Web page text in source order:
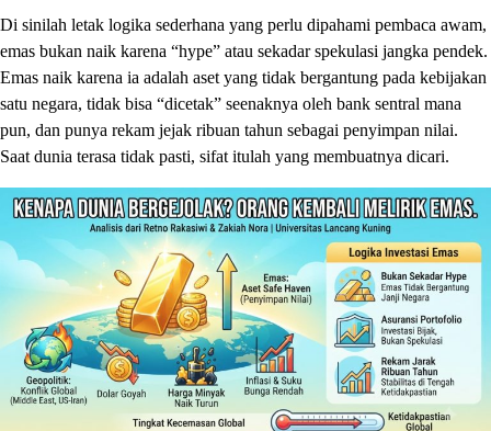
Di sinilah letak logika sederhana yang perlu dipahami pembaca awam,
emas bukan naik karena “hype” atau sekadar spekulasi jangka pendek.
Emas naik karena ia adalah aset yang tidak bergantung pada kebijakan
satu negara, tidak bisa “dicetak” seenaknya oleh bank sentral mana
pun, dan punya rekam jejak ribuan tahun sebagai penyimpan nilai.
Saat dunia terasa tidak pasti, sifat itulah yang membuatnya dicari.